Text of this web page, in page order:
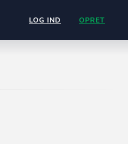
LOG IND OPRET